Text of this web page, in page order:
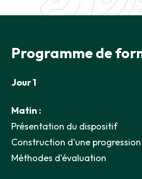
Programme de
Jour 1
Matin :
Présentation du dispositif
Construction d'une
Méthodes d'évaluation